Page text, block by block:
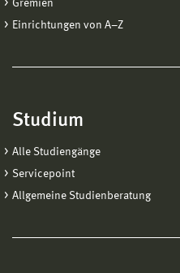
Gremien
Einrichtungen von A−Z
Studium
Alle Studiengänge
Servicepoint
Allgemeine Studienberatung